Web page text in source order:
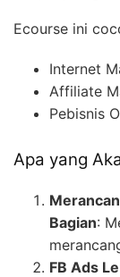
Ecourse ini
Internet
Affiliate
Pebisnis
Apa yang
Bagian:
FB Ads